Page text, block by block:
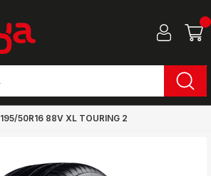
195/50R16 88V XL TOURING 2